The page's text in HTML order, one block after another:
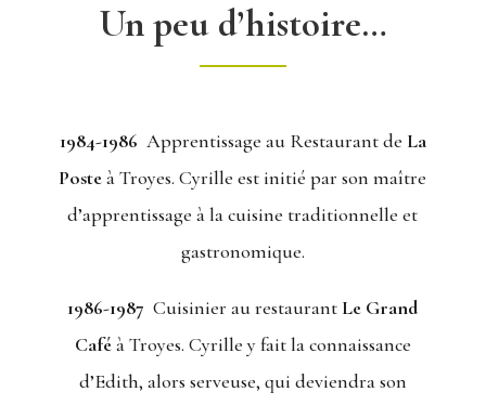
Un peu d’histoire…
1984-1986 Apprentissage au Restaurant de La
Posteà Troyes. Cyrille est initié par son maître
d’apprentissage à la cuisine traditionnelle et
gastronomique.
1986-1987 Cuisinier au restaurant Le Grand
Caféà Troyes. Cyrille y fait la connaissance
d’Edith, alors serveuse, qui deviendra son